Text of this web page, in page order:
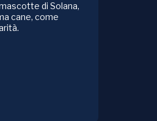
di Solana,
cane, come